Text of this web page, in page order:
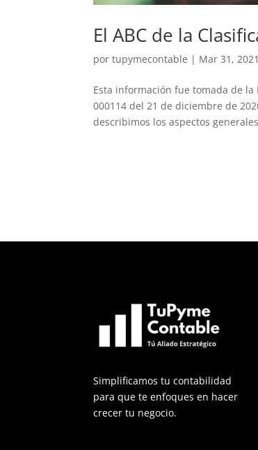
El ABC de la
portupymecontable | Mar 31, 2021
Esta información fue tomada de la
000114 del 21 de diciembre de
describimos los aspectos
Simplificamos tu contabilidad
para que te enfoques en hacer
crecer tu negocio.